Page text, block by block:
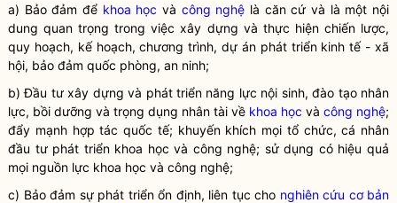
a) Bảo đảm để khoa học và công nghệ là căn cứ và là một nội
dung quan trọng trong việc xây dựng và thực hiện chiến lược,
quy hoạch, kế hoạch, chương trình, dự án phát triển kinh tế - xã
hội, bảo đảm quốc phòng, an ninh;
b) Đầu tư xây dựng và phát triển năng lực nội sinh, đào tạo nhân
lực, bồi dưỡng và trọng dụng nhân tài về khoa học và công nghệ;
đẩy mạnh hợp tác quốc tế; khuyến khích mọi tổ chức, cá nhân
đầu tư phát triển khoa học và công nghệ; sử dụng có hiệu quả
mọi nguồn lực khoa học và công nghệ;
c) Bảo đảm sự phát triển ổn định, liên tục cho nghiên cứu cơ bản